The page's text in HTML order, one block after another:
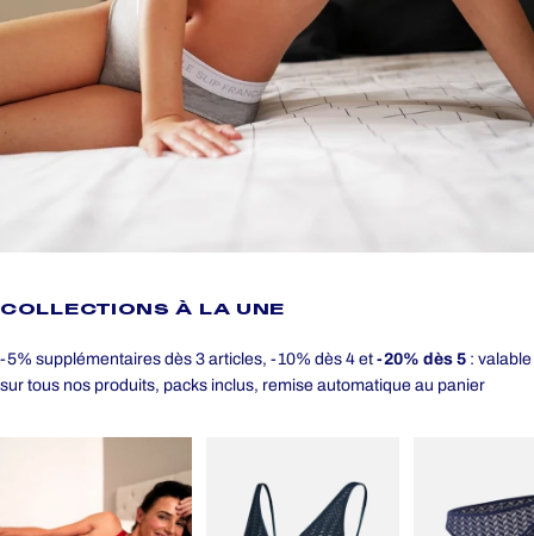
COLLECTIONS À LA UNE
-5% supplémentaires dès 3 articles, -10% dès 4 et -20% dès 5 : valable
sur tous nos produits, packs inclus, remise automatique au panier